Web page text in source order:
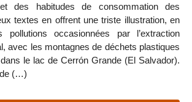
des habitudes de consommation des
textes en offrent une triste illustration, en
occasionnées par l’extraction
avec les montagnes de déchets plastiques
le lac de Cerrón Grande (El Salvador).
de (…)